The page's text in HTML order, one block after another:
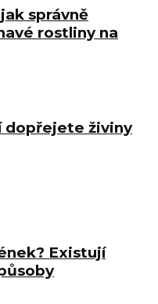
správně
rostliny na
dopřejete živiny
Existují